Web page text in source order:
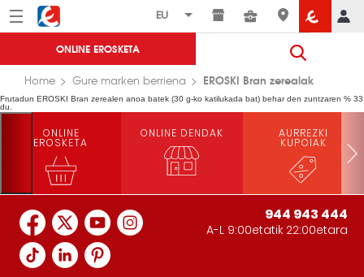
Menú Eroski
ONLINE EROSKETA
Home Gure marken berriena EROSKI Bran zerealak
Frutadun EROSKI Bran zerealen anoa batek (30 g-ko katilukada bat) behar den zuntzaren % 33
du.
ONLINE
EROSKETA
ONLINE DENDAK AURREZKI
KUPOIAK
944 943 444
A-L 9:00etatik 22:00etara